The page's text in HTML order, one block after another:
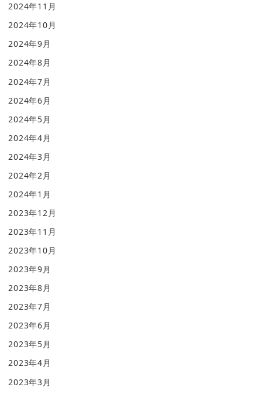
2024年11月
2024年10月
2024年9月
2024年8月
2024年7月
2024年6月
2024年5月
2024年4月
2024年3月
2024年2月
2024年1月
2023年12月
2023年11月
2023年10月
2023年9月
2023年8月
2023年7月
2023年6月
2023年5月
2023年4月
2023年3月